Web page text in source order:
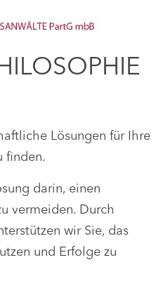
Lösungen für Ihre
finden.
darin, einen
vermeiden. Durch
wir Sie, das
und Erfolge zu